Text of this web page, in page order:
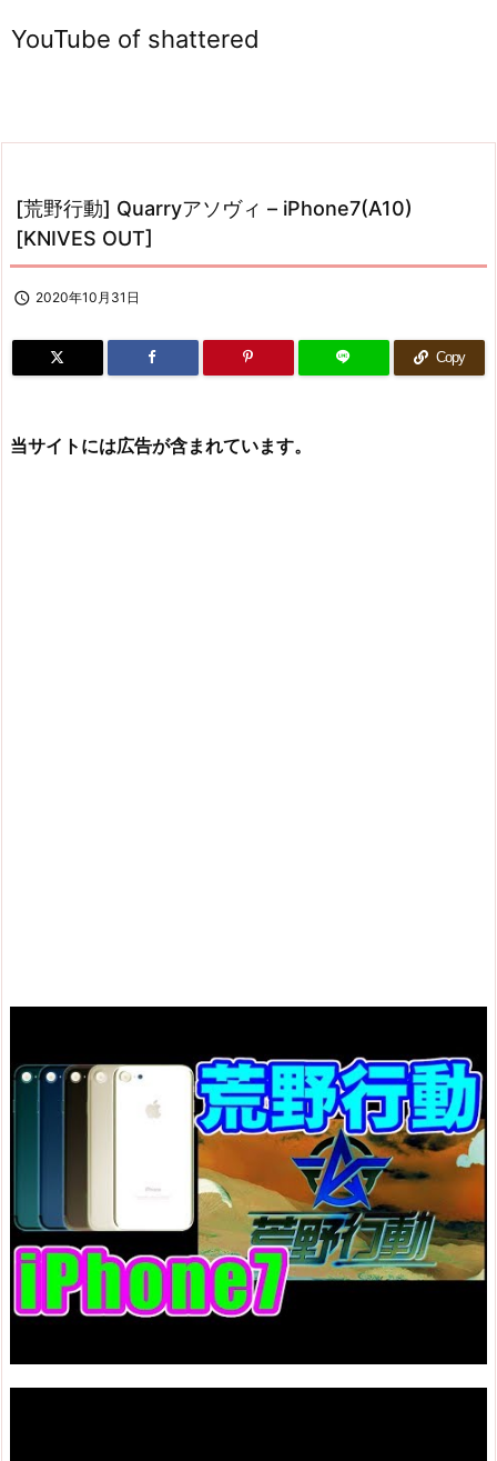
YouTube of shattered
[荒野行動] Quarryアソヴィ – iPhone7(A10)
[KNIVES OUT]
 2020年10月31日
Copy
当サイトには広告が含まれています。